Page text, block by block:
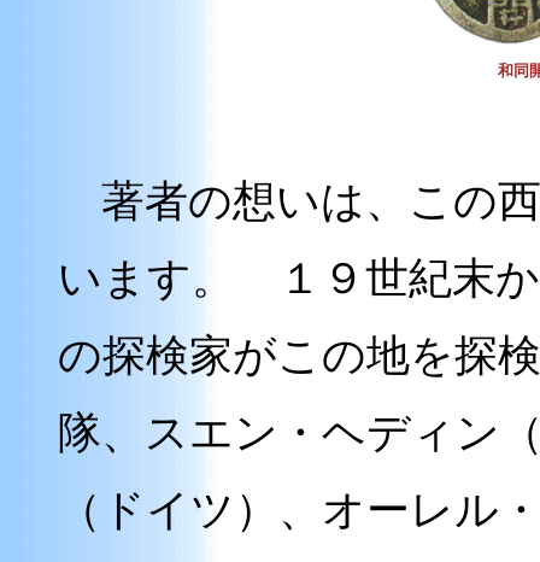
和同
著者の想いは、この
います。 １９世紀末
の探検家がこの地を探
隊、スエン・ヘディン
（ドイツ）、オーレル